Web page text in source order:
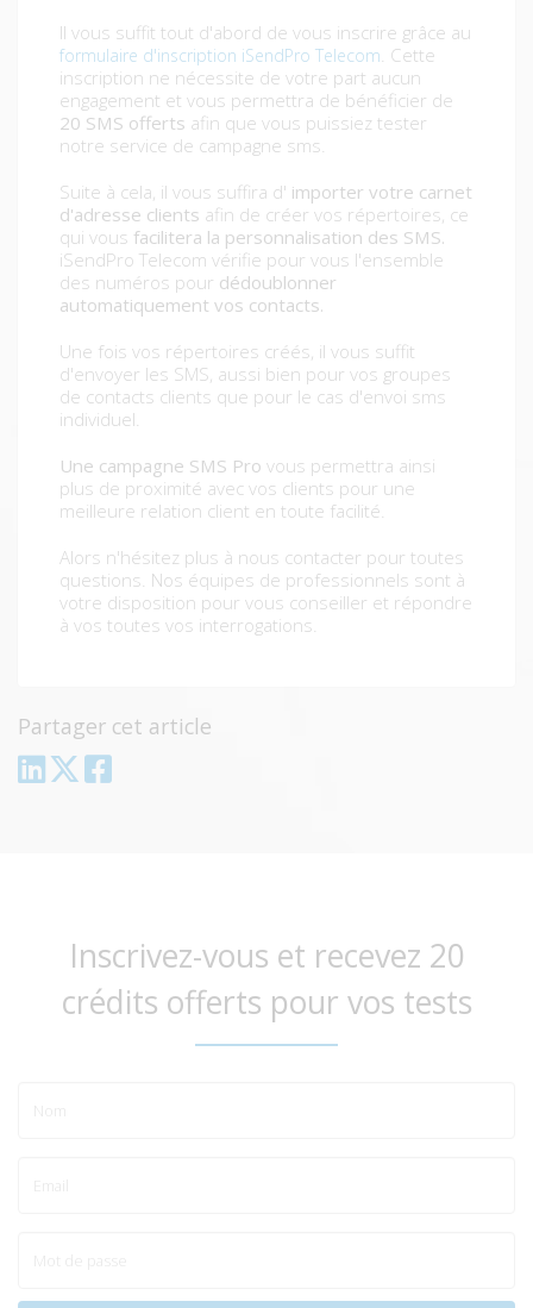
Il vous suffit tout d'abord de vous inscrire grâce au
formulaire d'inscription iSendPro Telecom. Cette
inscription ne nécessite de votre part aucun
engagement et vous permettra de bénéficier de
20 SMS offerts afin que vous puissiez tester
notre service de campagne sms.
Suite à cela, il vous suffira d' importer votre carnet
d'adresse clients afin de créer vos répertoires, ce
qui vous facilitera la personnalisation des SMS.
iSendPro Telecom vérifie pour vous l'ensemble
des numéros pour dédoublonner
automatiquement vos contacts.
Une fois vos répertoires créés, il vous suffit
d'envoyer les SMS, aussi bien pour vos groupes
de contacts clients que pour le cas d'envoi sms
individuel.
Une campagne SMS Pro vous permettra ainsi
plus de proximité avec vos clients pour une
meilleure relation client en toute facilité.
Alors n'hésitez plus à nous contacter pour toutes
questions. Nos équipes de professionnels sont à
votre disposition pour vous conseiller et répondre
à vos toutes vos interrogations.
Partager cet article
Inscrivez-vous et recevez 20
crédits offerts pour vos tests